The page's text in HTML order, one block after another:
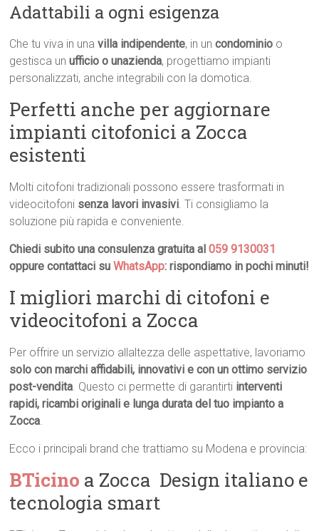
Adattabili a ogni esigenza
Che tu viva in unavilla indipendente, in uncondominio o
gestisca unufficio o unazienda, progettiamo impianti
personalizzati, anche integrabili con la domotica.
Perfetti anche per aggiornare
impianti citofonici a Zocca
esistenti
Molti citofoni tradizionali possono essere trasformati in
videocitofoni senza lavori invasivi. Ti consigliamo la
soluzione più rapida e conveniente.
Chiedi subito una consulenza gratuita al059 9130031
oppure contattaci suWhatsApp: rispondiamo in pochi minuti!
I migliori marchi di citofoni e
videocitofoni a Zocca
Per offrire un servizio allaltezza delle aspettative, lavoriamo
solo con marchi affidabili, innovativi e con un ottimo servizio
post-vendita. Questo ci permette di garantirti interventi
rapidi, ricambi originali e lunga durata del tuo impianto a
Zocca.
Ecco i principali brand che trattiamo su Modena e provincia:
BTicino a Zocca  Design italiano e
tecnologia smart